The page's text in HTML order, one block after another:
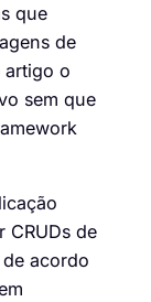
que
de
artigo o
sem que
CRUDs de
acordo